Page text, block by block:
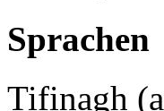
Sprachen
Tifinagh